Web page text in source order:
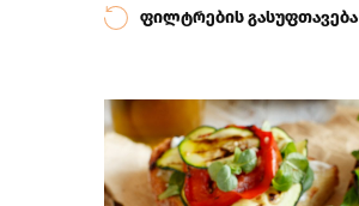
ფილტრების გასუფთავება